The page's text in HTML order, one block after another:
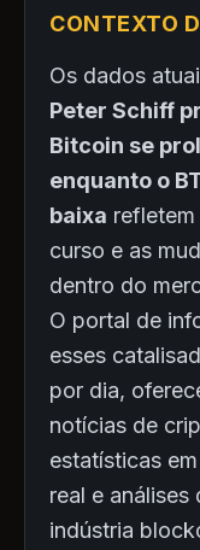
CONTEXTO
Os dados
Peter Schiff
Bitcoin se
enquanto o
baixa
curso e as
dentro do
O portal de
esses
por dia,
notícias de
estatísticas
real e análises
indústria